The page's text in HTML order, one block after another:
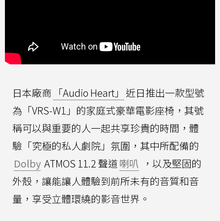
日本廠商 「Audio Heart」 近日推出一款型號
為「VRS-W1」的家庭式豪華電影座椅，其號
稱可以與重要的人一起共享珍貴的時間，體
驗「究極的私人劇院」氛圍，其中所配備的
Dolby ATMOS 11.2 聲道喇叭 ，以及堅固的
外殼，讓能讓人體驗到前所未有的音質和音
量，享受立體環繞的影音世界。